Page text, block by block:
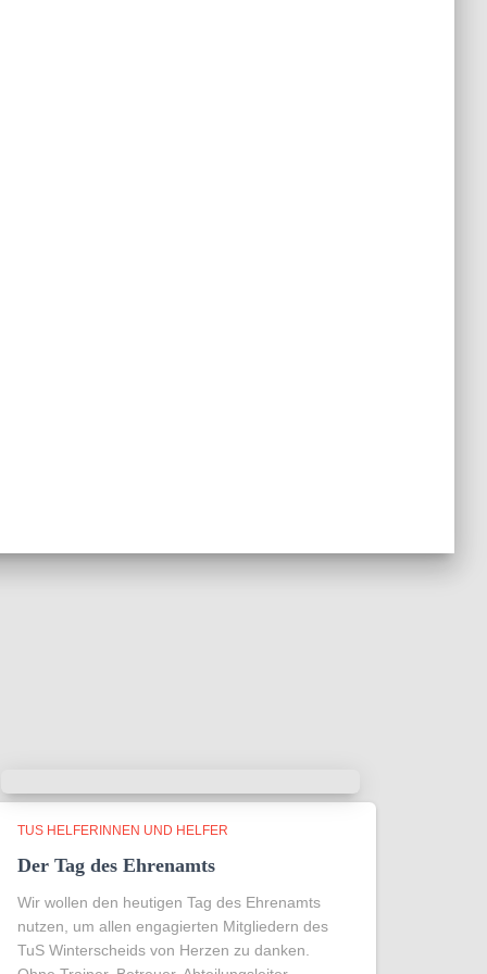
TUS HELFERINNEN UND HELFER
Der Tag des Ehrenamts
Wir wollen den heutigen Tag des Ehrenamts
nutzen, um allen engagierten Mitgliedern des
TuS Winterscheids von Herzen zu danken.